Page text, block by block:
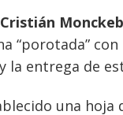
Cristián
“porotada”
la entrega de
una